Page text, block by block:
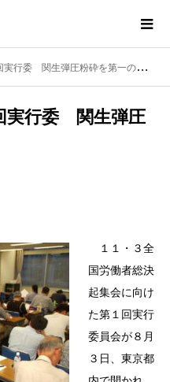
行委 関生弾圧粉砕を第一の課題に
実行委 関生弾圧
１１・３全
国労働者総決
起集会に向け
た第１回実行
委員会が８月
３日、東京都